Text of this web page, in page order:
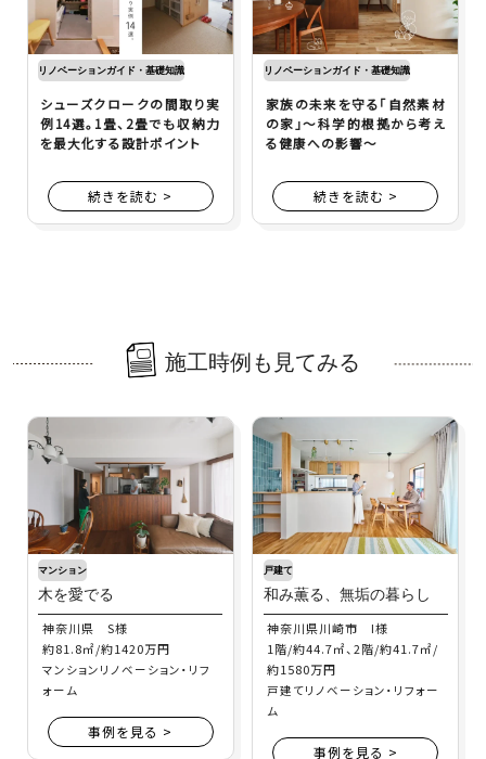
リノベーションガイド・基礎知識
シューズクロークの間取り実
例14選。1畳、2畳でも収納力
を最大化する設計ポイント
続きを読む >
リノベーションガイド・基礎知識
家族の未来を守る「自然素材
の家」～科学的根拠から考え
る健康への影響～
続きを読む >
施工時例も見てみる
マンション
木を愛でる
神奈川県 S様
約81.8㎡/約1420万円
マンションリノベーション・リフ
ォーム
事例を見る >
戸建て
和み薫る、無垢の暮らし
神奈川県川崎市 I様
1階/約44.7㎡、2階/約41.7㎡/
約1580万円
戸建てリノベーション・リフォー
ム
事例を見る >